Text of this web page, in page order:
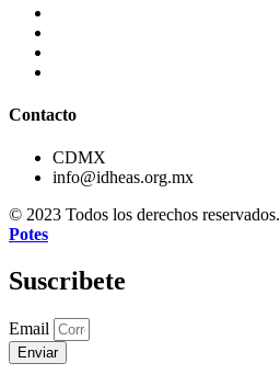
Contacto
CDMX
info@idheas.org.mx
© 2023 Todos los derechos reservados.
Potes
Suscribete
Email
Enviar